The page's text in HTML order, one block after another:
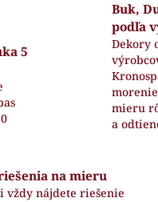
5
Buk,
podľa
Dekory
mieru
a
na mieru
vždy nájdete riešenie